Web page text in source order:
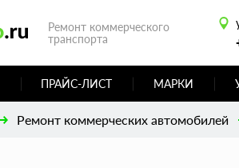
Ремонт коммерческого
транспорта
ПРАЙС-ЛИСТ МАРКИ
Ремонт коммерческих автомобилей